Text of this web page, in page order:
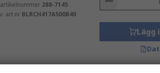
artikelnummer 288-7145
art.nr BLRCH417A500B40
Lägg